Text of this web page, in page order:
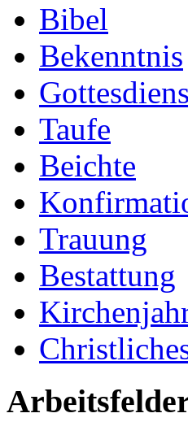
Bibel
Bekenntnis
Taufe
Beichte
Trauung
Bestattung